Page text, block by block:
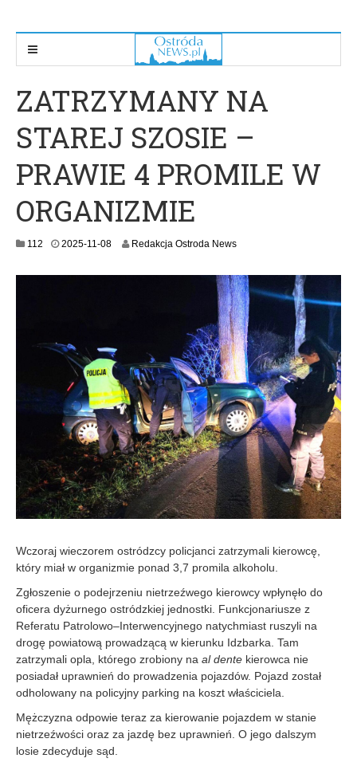
ZATRZYMANY NA
STAREJ SZOSIE –
PRAWIE 4 PROMILE W
ORGANIZMIE
112 2025-11-082
0
8
Redakcja Ostroda News
Wczoraj wieczorem ostródzcy policjanci zatrzymali kierowcę,
który miał w organizmie ponad 3,7 promila alkoholu.
Zgłoszenie o podejrzeniu nietrzeźwego kierowcy wpłynęło do
oficera dyżurnego ostródzkiej jednostki. Funkcjonariusze z
Referatu Patrolowo–Interwencyjnego natychmiast ruszyli na
drogę powiatową prowadzącą w kierunku Idzbarka. Tam
zatrzymali opla, którego zrobiony na al dente kierowca nie
posiadał uprawnień do prowadzenia pojazdów. Pojazd został
odholowany na policyjny parking na koszt właściciela.
Mężczyzna odpowie teraz za kierowanie pojazdem w stanie
nietrzeźwości oraz za jazdę bez uprawnień. O jego dalszym
losie zdecyduje sąd.